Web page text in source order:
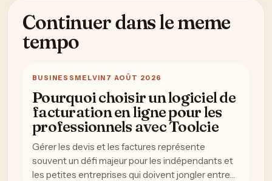
Continuer dans le meme
tempo
BUSINESS MELVIN 7 AOÛT 2026
Pourquoi choisir un logiciel de
facturation en ligne pour les
professionnels avec Toolcie
Gérer les devis et les factures représente
souvent un défi majeur pour les indépendants et
les petites entreprises qui doivent jongler entre…